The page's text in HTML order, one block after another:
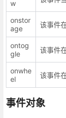
w
onstor
age
该事件
ontog
gle
该事件
onwhe
el
该事件
事件对象